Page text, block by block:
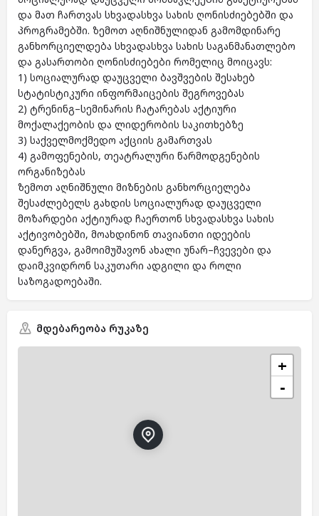
და მათ ჩართვას სხვადასხვა სახის ღონისძიებებში და
პროგრამებში. ზემოთ აღნიშნულიდან გამომდინარე
განხორციელდება სხვადასხვა სახის საგანმანათლებო
და გასართობი ღონისძიებები რომელიც მოიცავს:
1) სოციალურად დაუცველი ბავშვების შესახებ
სტატისტიკური ინფორმაიცების შეგროვებას
2) ტრენინგ–სემინარის ჩატარებას აქტიური
მოქალაქეობის და ლიდერობის საკითხებზე
3) საქველმოქმედო აქციის გამართვას
4) გამოფენების, თეატრალური წარმოდგენების
ორგანიზებას
ზემოთ აღნიშნული მიზნების განხორციელება
შესაძლებელს გახდის სოციალურად დაუცველი
მოზარდები აქტიურად ჩაერთონ სხვადასხვა სახის
აქტივობებში, მოახდინონ თავიანთი იდეების
დანერგვა, გამოიმუშავონ ახალი უნარ–ჩვევები და
დაიმკვიდრონ საკუთარი ადგილი და როლი
საზოგადოებაში.
მდებარეობა რუკაზე
+
−